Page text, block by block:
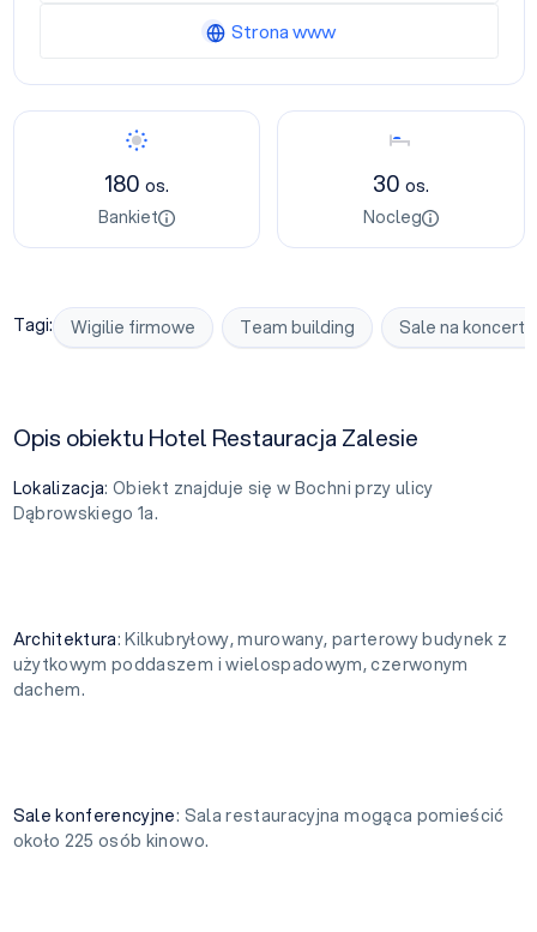
Bankiet
180 os.
Bankiet
Nocleg
30 os.
Nocleg
Tagi: Wigilie firmowe Team building Sale na koncerty
Opis obiektu Hotel Restauracja Zalesie
Lokalizacja: Obiekt znajduje się w Bochni przy ulicy
Dąbrowskiego 1a.
Architektura: Kilkubryłowy, murowany, parterowy budynek z
użytkowym poddaszem i wielospadowym, czerwonym
dachem.
Sale konferencyjne: Sala restauracyjna mogąca pomieścić
około 225 osób kinowo.
Strona www